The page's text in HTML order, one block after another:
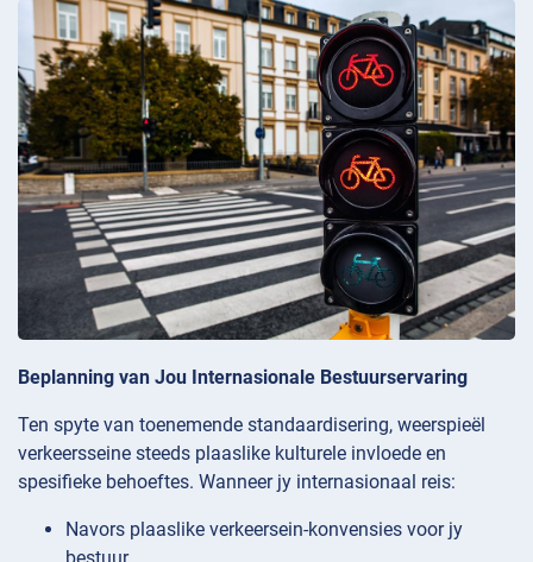
Beplanning van Jou Internasionale Bestuurservaring
Ten spyte van toenemende standaardisering, weerspieël
verkeersseine steeds plaaslike kulturele invloede en
spesifieke behoeftes. Wanneer jy internasionaal reis:
Navors plaaslike verkeersein-konvensies voor jy